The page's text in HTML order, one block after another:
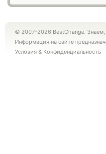
© 2007-2026 BestChange. Знаем,
Информация на сайте
Условия & Конфиденциальность